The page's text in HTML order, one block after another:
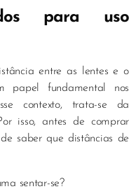
para uso
entre as lentes e o
papel fundamental nos
contexto, trata-se da
isso, antes de comprar
saber que distâncias de
sentar-se?